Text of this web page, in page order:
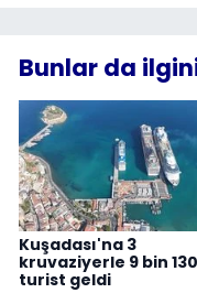
Bunlar da
Kuşadası'na 3
kruvaziyerle 9 bin 130
turist geldi